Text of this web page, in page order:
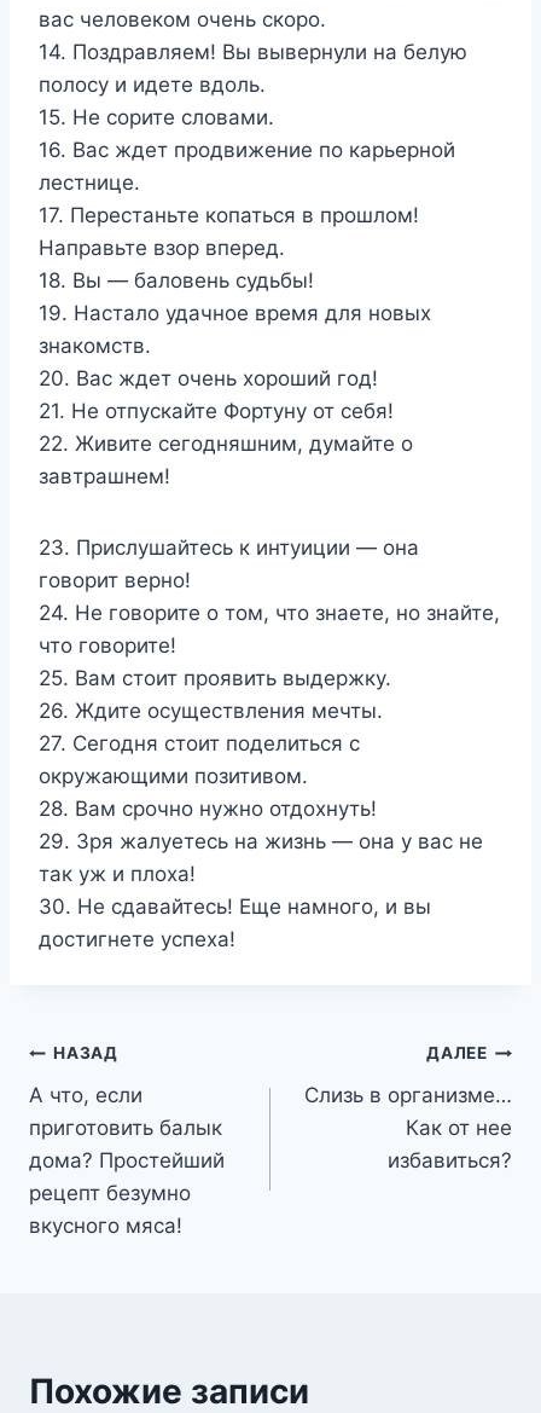
вас человеком очень скоро.
14. Поздравляем! Вы вывернули на белую
полосу и идете вдоль.
15. Не сорите словами.
16. Вас ждет продвижение по карьерной
лестнице.
17. Перестаньте копаться в прошлом!
Направьте взор вперед.
18. Вы — баловень судьбы!
19. Настало удачное время для новых
знакомств.
20. Вас ждет очень хороший год!
21. Не отпускайте Фортуну от себя!
22. Живите сегодняшним, думайте о
завтрашнем!
23. Прислушайтесь к интуиции — она
говорит верно!
24. Не говорите о том, что знаете, но знайте,
что говорите!
25. Вам стоит проявить выдержку.
26. Ждите осуществления мечты.
27. Сегодня стоит поделиться с
окружающими позитивом.
28. Вам срочно нужно отдохнуть!
29. Зря жалуетесь на жизнь — она у вас не
так уж и плоха!
30. Не сдавайтесь! Еще намного, и вы
достигнете успеха!
Навигация
по
записям
НАЗАД
А что, если
приготовить балык
дома? Простейший
рецепт безумно
вкусного мяса!
ДАЛЕЕ
Слизь в организме…
Как от нее
избавиться?
Похожие записи